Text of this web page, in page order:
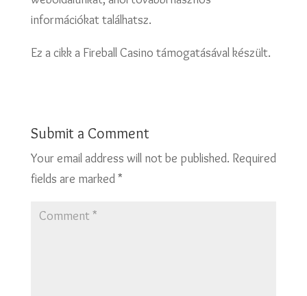
információkat találhatsz.
Ez a cikk a Fireball Casino támogatásával készült.
Submit a Comment
Your email address will not be published. Required
fields are marked*